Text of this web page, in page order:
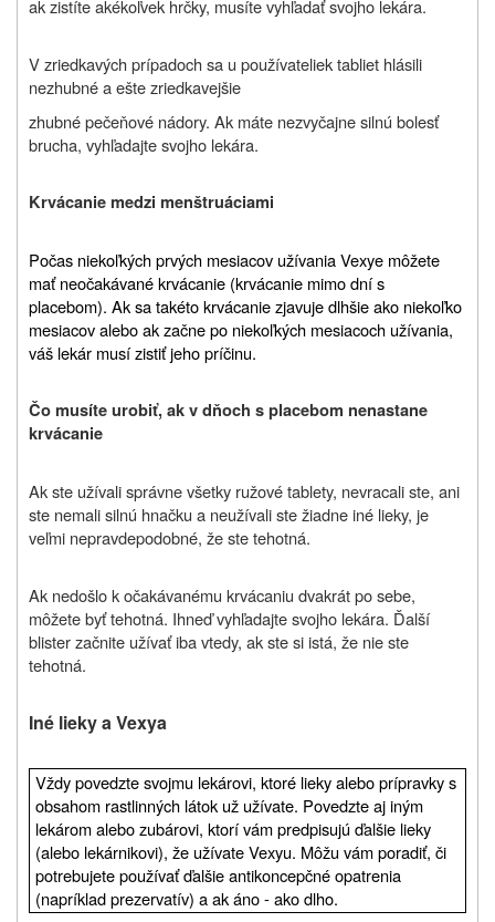
ak zistíte akékoľvek hrčky, musíte vyhľadať svojho lekára.
V zriedkavých prípadoch sa u používateliek tabliet hlásili
nezhubné a ešte zriedkavejšie
zhubné pečeňové nádory. Ak máte nezvyčajne silnú bolesť
brucha, vyhľadajte svojho lekára.
Krvácanie medzi menštruáciami
Počas niekoľkých prvých mesiacov užívania Vexye môžete
mať neočakávané krvácanie (krvácanie mimo dní s
placebom). Ak sa takéto krvácanie zjavuje dlhšie ako niekoľko
mesiacov alebo ak začne po niekoľkých mesiacoch užívania,
váš lekár musí zistiť jeho príčinu.
Čo musíte urobiť, ak v dňoch s placebom nenastane
krvácanie
Ak ste užívali správne všetky ružové tablety, nevracali ste, ani
ste nemali silnú hnačku a neužívali ste žiadne iné lieky, je
veľmi nepravdepodobné, že ste tehotná.
Ak nedošlo k očakávanému krvácaniu dvakrát po sebe,
môžete byť tehotná. Ihneď vyhľadajte svojho lekára. Ďalší
blister začnite užívať iba vtedy, ak ste si istá, že nie ste
tehotná.
Iné lieky a Vexya
Vždy povedzte svojmu lekárovi, ktoré lieky alebo prípravky s
obsahom rastlinných látok už užívate. Povedzte aj iným
lekárom alebo zubárovi, ktorí vám predpisujú ďalšie lieky
(alebo lekárnikovi), že užívate Vexyu. Môžu vám poradiť, či
potrebujete používať ďalšie antikoncepčné opatrenia
(napríklad prezervatív) a ak áno - ako dlho.